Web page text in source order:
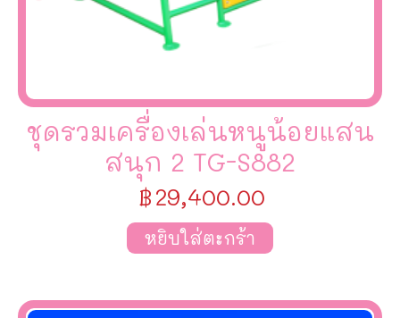
ชุดรวมเครื่องเล่นหนูน้อยแสน
สนุก 2 TG-S882
฿29,400.00
หยิบใส่ตะกร้า